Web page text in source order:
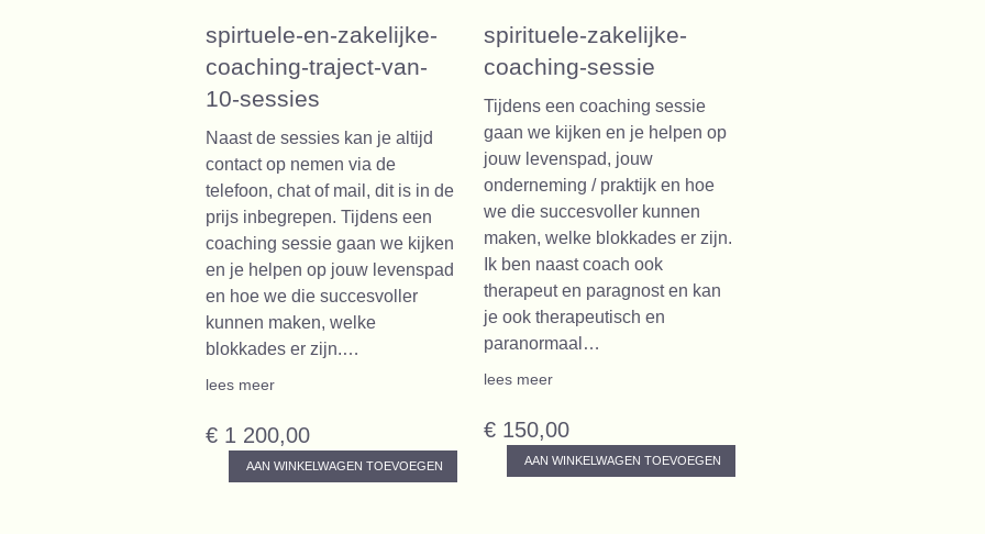
spirtuele-en-zakelijke-
coaching-traject-van-
10-sessies
Naast de sessies kan je altijd
contact op nemen via de
telefoon, chat of mail, dit is in de
prijs inbegrepen. Tijdens een
coaching sessie gaan we kijken
en je helpen op jouw levenspad
en hoe we die succesvoller
kunnen maken, welke
blokkades er zijn.…
lees meer
€ 1 200,00
AAN WINKELWAGEN TOEVOEGEN
spirituele-zakelijke-
coaching-sessie
Tijdens een coaching sessie
gaan we kijken en je helpen op
jouw levenspad, jouw
onderneming / praktijk en hoe
we die succesvoller kunnen
maken, welke blokkades er zijn.
Ik ben naast coach ook
therapeut en paragnost en kan
je ook therapeutisch en
paranormaal…
lees meer
€ 150,00
AAN WINKELWAGEN TOEVOEGEN